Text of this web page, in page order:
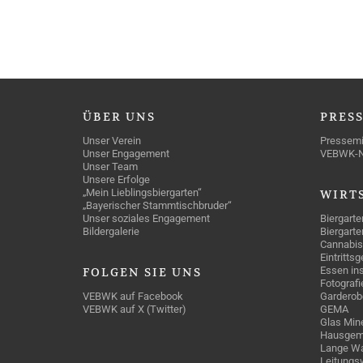
ÜBER UNS
Unser Verein
Unser Engagement
Unser Team
Unsere Erfolge
„Mein Lieblingsbiergarten“
„Bayerischer Stammtischbruder“
Unser soziales Engagement
Bildergalerie
FOLGEN SIE UNS
VEBWK auf Facebook
VEBWK auf X (Twitter)
VEBWK-
Essen
GEMA
Glas
Lange